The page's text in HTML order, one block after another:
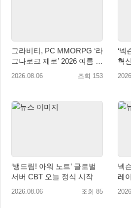
그라비티, PC MMORPG ‘라
그나로크 제로’ 2026 여름 프
로모션 진행!
2026.08.06 조회 153
‘넥
혁
업
‘뱅드림! 아워 노트’ 글로벌
서버 CBT 오늘 정식 시작
2026.08.06 조회 85
넥
레
라’